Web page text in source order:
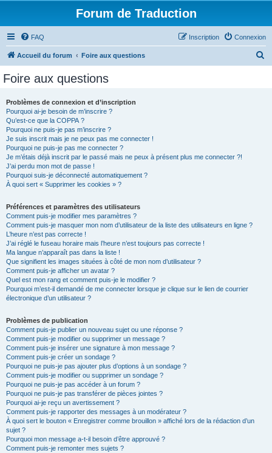
Forum de Traduction
FAQ Connexion
Inscription
Accueil du forum Foire aux questions
Foire aux questions
Problèmes de connexion et d’inscription
Pourquoi ai-je besoin de m’inscrire ?
Qu’est-ce que la COPPA ?
Pourquoi ne puis-je pas m’inscrire ?
Je suis inscrit mais je ne peux pas me connecter !
Pourquoi ne puis-je pas me connecter ?
Je m’étais déjà inscrit par le passé mais ne peux à présent plus me connecter ?!
J’ai perdu mon mot de passe !
Pourquoi suis-je déconnecté automatiquement ?
À quoi sert « Supprimer les cookies » ?
Préférences et paramètres des utilisateurs
Comment puis-je modifier mes paramètres ?
Comment puis-je masquer mon nom d’utilisateur de la liste des utilisateurs en ligne ?
L’heure n’est pas correcte !
J’ai réglé le fuseau horaire mais l’heure n’est toujours pas correcte !
Ma langue n’apparaît pas dans la liste !
Que signifient les images situées à côté de mon nom d’utilisateur ?
Comment puis-je afficher un avatar ?
Quel est mon rang et comment puis-je le modifier ?
Pourquoi m’est-il demandé de me connecter lorsque je clique sur le lien de courrier
électronique d’un utilisateur ?
Problèmes de publication
Comment puis-je publier un nouveau sujet ou une réponse ?
Comment puis-je modifier ou supprimer un message ?
Comment puis-je insérer une signature à mon message ?
Comment puis-je créer un sondage ?
Pourquoi ne puis-je pas ajouter plus d’options à un sondage ?
Comment puis-je modifier ou supprimer un sondage ?
Pourquoi ne puis-je pas accéder à un forum ?
Pourquoi ne puis-je pas transférer de pièces jointes ?
Pourquoi ai-je reçu un avertissement ?
Comment puis-je rapporter des messages à un modérateur ?
À quoi sert le bouton « Enregistrer comme brouillon » affiché lors de la rédaction d’un
sujet ?
Pourquoi mon message a-t-il besoin d’être approuvé ?
Comment puis-je remonter mes sujets ?